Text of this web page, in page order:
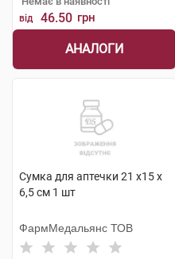
від 46.50 грн
АНАЛОГИ
Сумка для аптечки 21 х15 х
6,5 см 1 шт
ФармМедальянс ТОВ